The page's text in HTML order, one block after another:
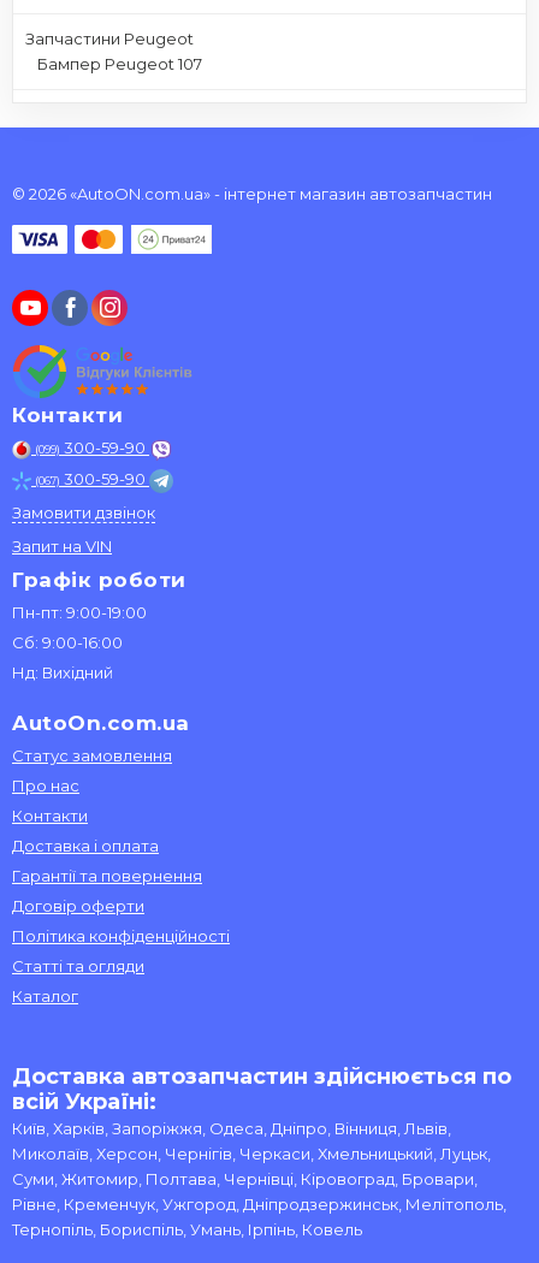
Запчастини Peugeot
Бампер Peugeot 107
© 2026 «AutoON.com.ua» - інтернет магазин автозапчастин
Контакти
(099) 300-59-90
(067) 300-59-90
Замовити дзвінок
Запит на VIN
Графік роботи
Пн-пт: 9:00-19:00
Сб: 9:00-16:00
Нд: Вихідний
AutoOn.com.ua
Статус замовлення
Про нас
Контакти
Доставка і оплата
Гарантії та повернення
Договір оферти
Політика конфіденційності
Статті та огляди
Каталог
Доставка автозапчастин здійснюється по
всій Україні:
Київ, Харків, Запоріжжя, Одеса, Дніпро, Вінниця, Львів,
Миколаїв, Херсон, Чернігів, Черкаси, Хмельницький, Луцьк,
Суми, Житомир, Полтава, Чернівці, Кіровоград, Бровари,
Рівне, Кременчук, Ужгород, Дніпродзержинськ, Мелітополь,
Тернопіль, Бориспіль, Умань, Ірпінь, Ковель